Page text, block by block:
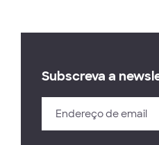
Subscreva a